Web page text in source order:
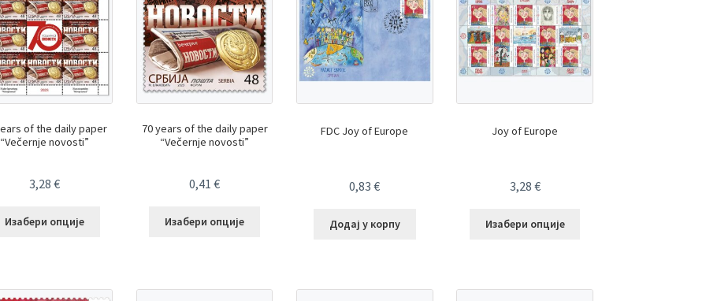
of the daily paper
“Večernje novosti”
3,28 €
Изабери опције
70 years of the daily paper
“Večernje novosti”
0,41€
Изабери опције
FDC Joy of Europe
0,83€
Додај у корпу
Joy of Europe
3,28 €
Изабери опције